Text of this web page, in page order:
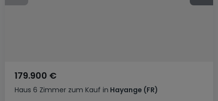
Haus 6 Zimmer zum Kauf in Hayange (FR)
179.900 €